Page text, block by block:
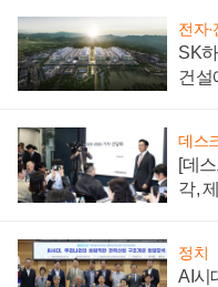
전자·
SK
건설
데스
[데
각,
정치
AI시